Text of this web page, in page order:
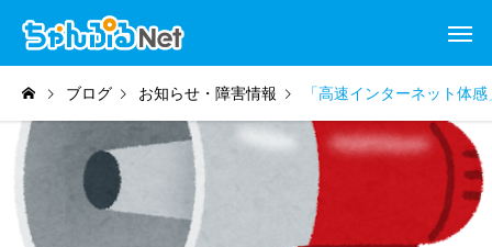
ブログ お知らせ・障害情報 「高速インターネット体